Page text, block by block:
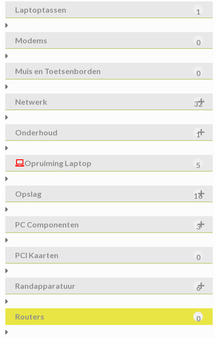
Laptoptassen 1
Modems 0
Muis en Toetsenborden 0
Netwerk 32
Onderhoud 1
Opruiming Laptop 5
Opslag 16
PC Componenten 3
PCI Kaarten 0
Randapparatuur 6
Routers 0